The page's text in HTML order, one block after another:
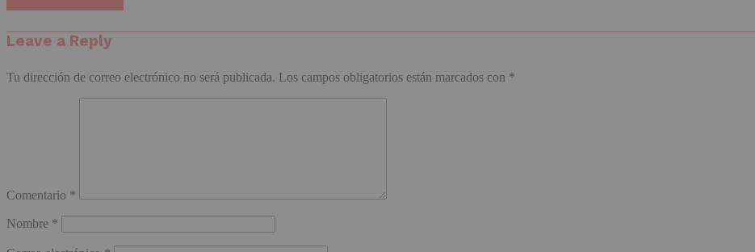
Leave a Reply
Tu dirección de correo electrónico no será publicada. Los campos obligatorios están marcados con *
Comentario *
Nombre *